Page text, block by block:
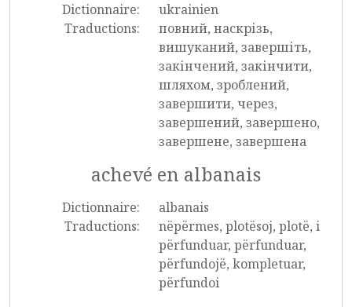
Dictionnaire:
ukrainien
Traductions:
повний, наскрізь,
вишуканий, завершіть,
закінчений, закінчити,
шляхом, зроблений,
завершити, через,
завершений, завершено,
завершене, завершена
achevé en albanais
Dictionnaire:
albanais
Traductions:
nëpërmes, plotësoj, plotë, i
përfunduar, përfunduar,
përfundojë, kompletuar,
përfundoi